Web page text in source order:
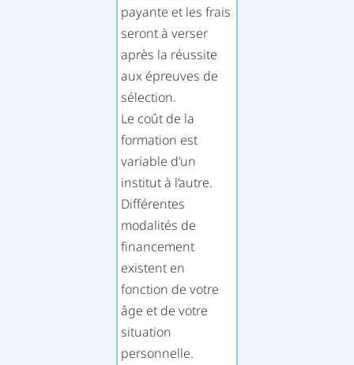
payante et les frais
seront à verser
après la réussite
aux épreuves de
sélection.
Le coût de la
formation est
variable d’un
institut à l’autre.
Différentes
modalités de
financement
existent en
fonction de votre
âge et de votre
situation
personnelle.